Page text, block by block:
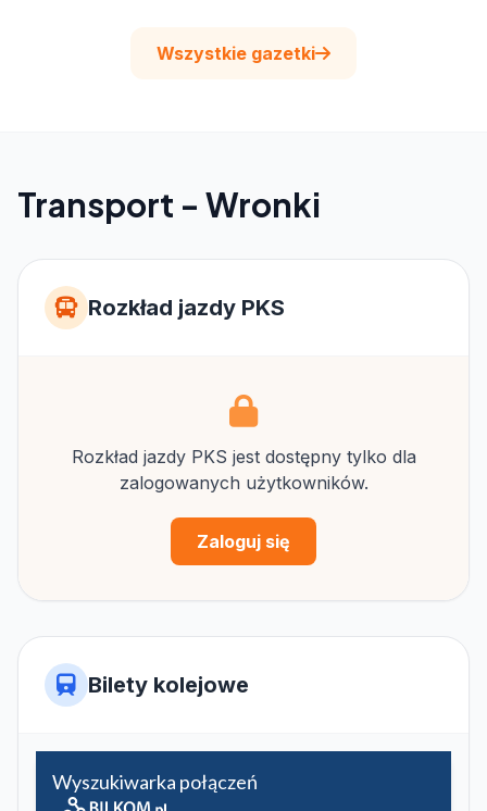
Wszystkie gazetki
Transport - Wronki
Rozkład jazdy PKS
Rozkład jazdy PKS jest dostępny tylko dla
zalogowanych użytkowników.
Zaloguj się
Bilety kolejowe
Wyszukiwarka połączeń